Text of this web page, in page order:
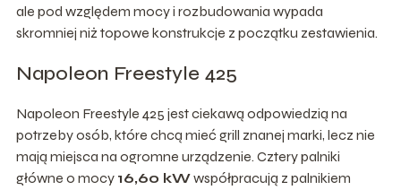
ale pod względem mocy i rozbudowania wypada
skromniej niż topowe konstrukcje z początku zestawienia.
Napoleon Freestyle 425
Napoleon Freestyle 425 jest ciekawą odpowiedzią na
potrzeby osób, które chcą mieć grill znanej marki, lecz nie
mają miejsca na ogromne urządzenie. Cztery palniki
główne o mocy 16,60 kWwspółpracują z palnikiem